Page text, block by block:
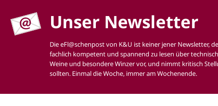
Unser Newsletter
Die eFl@schenpost von K&U ist keiner jener Newsletter,
fachlich kompetent und spannend zu lesen über
Weine und besondere Winzer vor, und nimmt kritisch
sollten. Einmal die Woche, immer am Wochenende.